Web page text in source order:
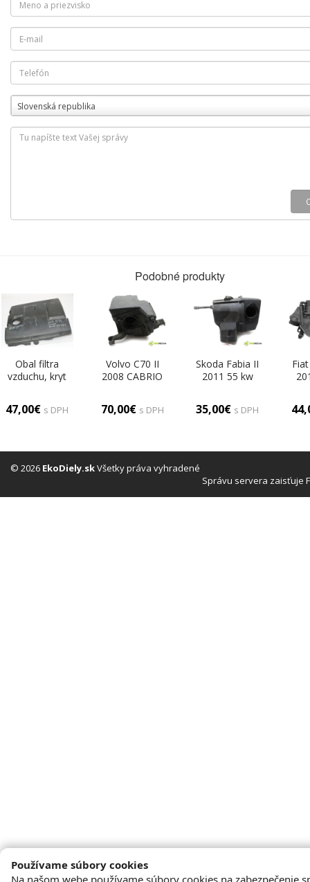
Slovenská republika
Podobné produkty
Obal filtra
vzduchu, kryt
1.2HTP r.v. 99-
47,00€ s DPH
Volvo C70 II
2008 CABRIO
filtra vzduchu
70,00€ s DPH
Skoda Fabia II
2011 55 kw
06-14 1600 Obal
(Obaly filtrov
35,00€ s DPH
07-
© 2026 EkoDiely.skVšetky práva vyhradené
Správu servera zaisťuje
Používame súbory cookies
Na našom webe používame súbory cookies na zabezpečenie